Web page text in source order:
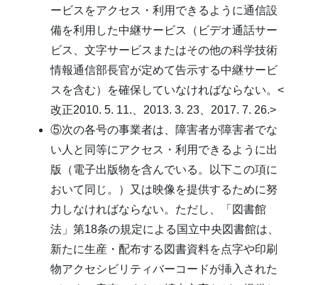
ービスをアクセス・利用できるように通信設
備を利用した中継サービス（ビデオ通話サー
ビス、文字サービスまたはその他の科学技術
情報通信部長官が定めて告示する中継サービ
スを含む）を確保していなければならない。<
改正2010. 5. 11.、2013. 3. 23、2017. 7. 26.>
⑤次の各号の事業者は、障害者が障害者でな
い人と同等にアクセス・利用できるように出
版（電子出版物を含んでいる。以下この項に
おいて同じ。）又は映像を提供するために努
力しなければならない。ただし、「図書館
法」第18条の規定による国立中央図書館は、
新たに生産・配布する図書資料を点字や印刷
物アクセシビリティバーコードが挿入された